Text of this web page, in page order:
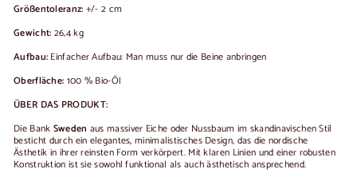
Größentoleranz: +/- 2 cm
Gewicht: 26,4 kg
Aufbau: Einfacher Aufbau: Man muss nur die Beine anbringen
Oberfläche: 100 % Bio-Öl
ÜBER DAS PRODUKT:
Die Bank Sweden aus massiver Eiche oder Nussbaum im skandinavischen Stil
besticht durch ein elegantes, minimalistisches Design, das die nordische
Ästhetik in ihrer reinsten Form verkörpert. Mit klaren Linien und einer robusten
Konstruktion ist sie sowohl funktional als auch ästhetisch ansprechend.